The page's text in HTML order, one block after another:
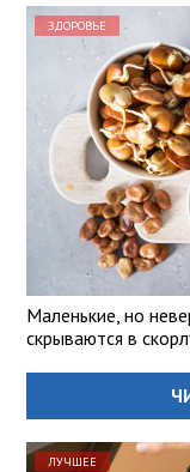
ЗДОРОВЬЕ
Маленькие, но
скрываются в
ЛУЧШЕЕ